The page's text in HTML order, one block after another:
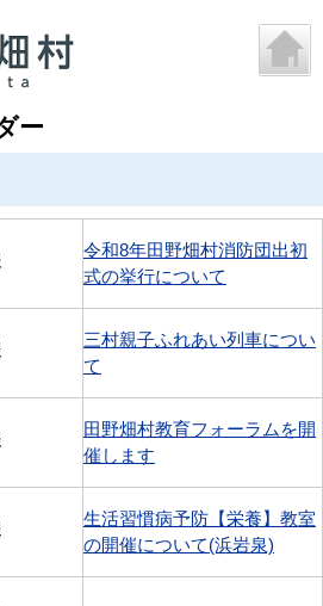
ー
令和8年田野畑村消防団出初
式の挙行について
三村親子ふれあい列車につい
て
田野畑村教育フォーラムを開
催します
生活習慣病予防【栄養】教室
の開催について(浜岩泉)